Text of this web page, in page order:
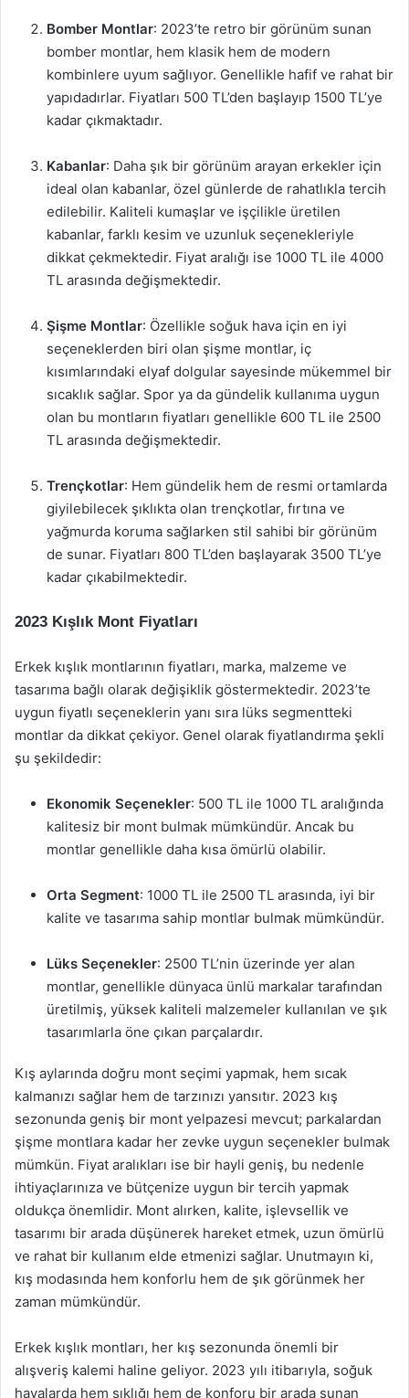
Bomber Montlar: 2023’te retro bir görünüm sunan
bomber montlar, hem klasik hem de modern
kombinlere uyum sağlıyor. Genellikle hafif ve rahat bir
yapıdadırlar. Fiyatları 500 TL’den başlayıp 1500 TL’ye
kadar çıkmaktadır.
Kabanlar: Daha şık bir görünüm arayan erkekler için
ideal olan kabanlar, özel günlerde de rahatlıkla tercih
edilebilir. Kaliteli kumaşlar ve işçilikle üretilen
kabanlar, farklı kesim ve uzunluk seçenekleriyle
dikkat çekmektedir. Fiyat aralığı ise 1000 TL ile 4000
TL arasında değişmektedir.
Şişme Montlar: Özellikle soğuk hava için en iyi
seçeneklerden biri olan şişme montlar, iç
kısımlarındaki elyaf dolgular sayesinde mükemmel bir
sıcaklık sağlar. Spor ya da gündelik kullanıma uygun
olan bu montların fiyatları genellikle 600 TL ile 2500
TL arasında değişmektedir.
Trençkotlar: Hem gündelik hem de resmi ortamlarda
giyilebilecek şıklıkta olan trençkotlar, fırtına ve
yağmurda koruma sağlarken stil sahibi bir görünüm
de sunar. Fiyatları 800 TL’den başlayarak 3500 TL’ye
kadar çıkabilmektedir.
2023 Kışlık Mont Fiyatları
Erkek kışlık montlarının fiyatları, marka, malzeme ve
tasarıma bağlı olarak değişiklik göstermektedir. 2023’te
uygun fiyatlı seçeneklerin yanı sıra lüks segmentteki
montlar da dikkat çekiyor. Genel olarak fiyatlandırma şekli
şu şekildedir:
Ekonomik Seçenekler: 500 TL ile 1000 TL aralığında
kalitesiz bir mont bulmak mümkündür. Ancak bu
montlar genellikle daha kısa ömürlü olabilir.
Orta Segment: 1000 TL ile 2500 TL arasında, iyi bir
kalite ve tasarıma sahip montlar bulmak mümkündür.
Lüks Seçenekler: 2500 TL’nin üzerinde yer alan
montlar, genellikle dünyaca ünlü markalar tarafından
üretilmiş, yüksek kaliteli malzemeler kullanılan ve şık
tasarımlarla öne çıkan parçalardır.
Kış aylarında doğru mont seçimi yapmak, hem sıcak
kalmanızı sağlar hem de tarzınızı yansıtır. 2023 kış
sezonunda geniş bir mont yelpazesi mevcut; parkalardan
şişme montlara kadar her zevke uygun seçenekler bulmak
mümkün. Fiyat aralıkları ise bir hayli geniş, bu nedenle
ihtiyaçlarınıza ve bütçenize uygun bir tercih yapmak
oldukça önemlidir. Mont alırken, kalite, işlevsellik ve
tasarımı bir arada düşünerek hareket etmek, uzun ömürlü
ve rahat bir kullanım elde etmenizi sağlar. Unutmayın ki,
kış modasında hem konforlu hem de şık görünmek her
zaman mümkündür.
Erkek kışlık montları, her kış sezonunda önemli bir
alışveriş kalemi haline geliyor. 2023 yılı itibarıyla, soğuk
havalarda hem şıklığı hem de konforu bir arada sunan